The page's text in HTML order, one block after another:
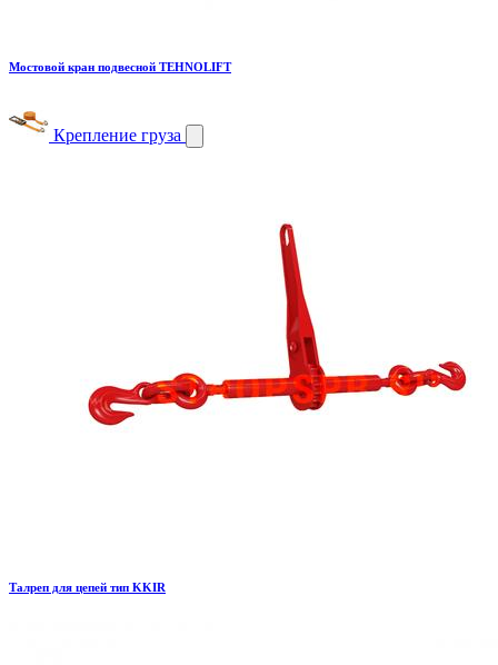
Мостовой кран подвесной TEHNOLIFT
Крепление груза
Талреп для цепей тип KKIR